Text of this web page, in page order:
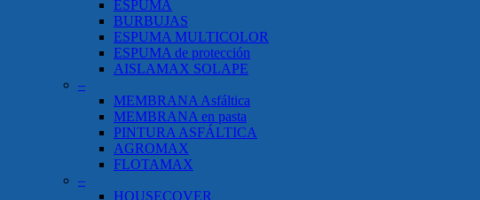
ESPUMA
BURBUJAS
ESPUMA MULTICOLOR
ESPUMA de protección
AISLAMAX SOLAPE
–
MEMBRANA Asfáltica
MEMBRANA en pasta
PINTURA ASFÁLTICA
AGROMAX
FLOTAMAX
–
HOUSECOVER